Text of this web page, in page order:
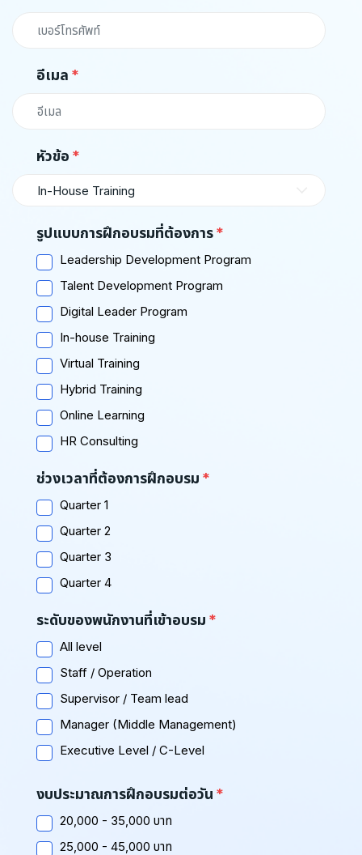
อีเมล
หัวข้อ
In-House Training
รูปแบบการฝึกอบรมที่ต้องการ
Leadership Development Program
Talent Development Program
Digital Leader Program
In-house Training
Virtual Training
Hybrid Training
Online Learning
HR Consulting
ช่วงเวลาที่ต้องการฝึกอบรม
Quarter 1
Quarter 2
Quarter 3
Quarter 4
ระดับของพนักงานที่เข้าอบรม
All level
Staff / Operation
Supervisor / Team lead
Manager (Middle Management)
Executive Level / C-Level
งบประมาณการฝึกอบรมต่อวัน
20,000 - 35,000 บาท
25,000 - 45,000 บาท